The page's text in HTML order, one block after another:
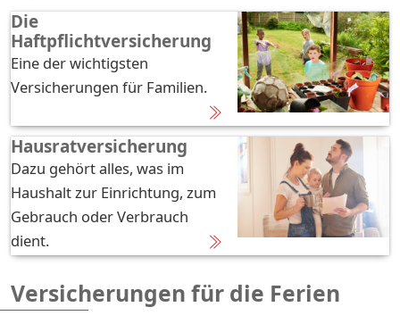
Die
Haftpflichtversicherung
Eine der wichtigsten
Versicherungen für Familien.
Hausratversicherung
Dazu gehört alles, was im
Haushalt zur Einrichtung, zum
Gebrauch oder Verbrauch
dient.
Versicherungen für die Ferien